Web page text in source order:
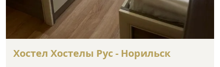
Хостел Хостелы Рус - Норильск